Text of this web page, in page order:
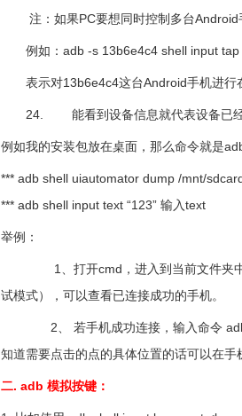
注：如果PC要想同时控制多台Android
例如：adb -s 13b6e4c4 shell input tap
表示对13b6e4c4这台Android手机进行
24. 能看到设备信息就代表设备已经连
例如我的安装包放在桌面，那么命令就是
*** adb shell uiautomator dump /mnt/
*** adb shell input text “123” 输入text
举例：
1、打开cmd，进入到当前文件夹中，
试模式），可以查看已连接成功的手机。
2、 若手机成功连接，输入命令 adb
知道需要点击的点的具体位置的话可以在手
二. adb 模拟按键：